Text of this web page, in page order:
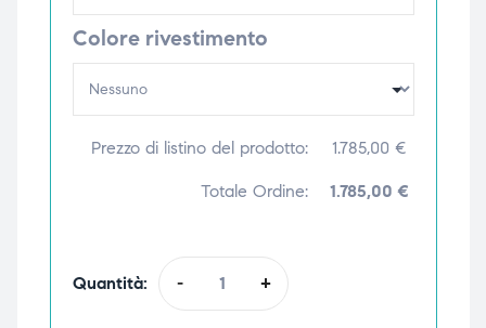
Colore rivestimento
Prezzo di listino del prodotto: 1.785,00 €
Totale Ordine: 1.785,00 €
Quantità: - +